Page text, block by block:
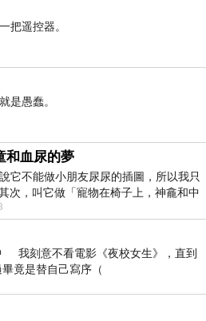
把遥控器。
是愚蠢。
和血尿的夢
它不能做小朋友尿尿的插圖，所以我只
次，叫它做「寵物在椅子上，神龕和中
的畫了。 六月底
我刻意不看電影《夜校女生》，直到
竟是替自己寫序（